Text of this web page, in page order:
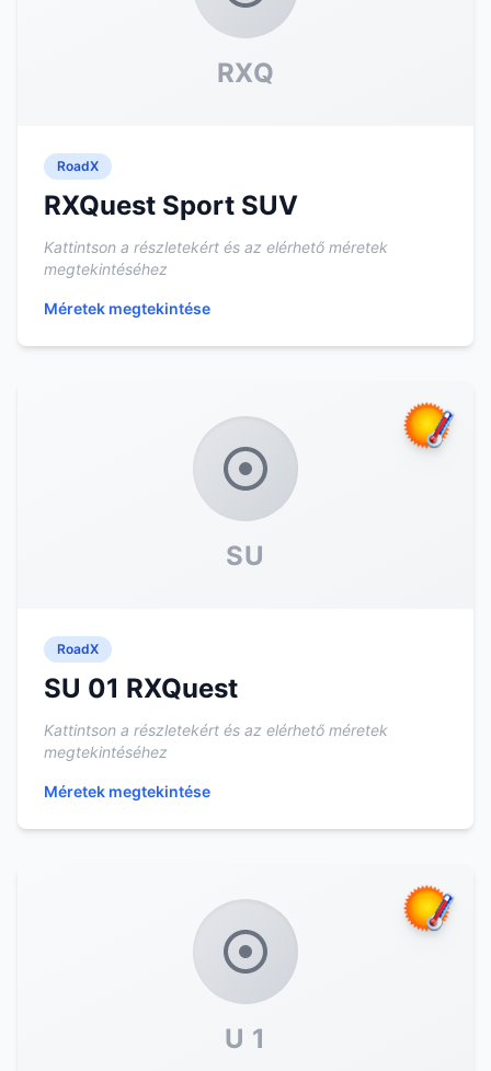
RXQ
RoadX
RXQuest Sport SUV
Kattintson a részletekért és az elérhető méretek
megtekintéséhez
Méretek megtekintése
SU
RoadX
SU 01 RXQuest
Kattintson a részletekért és az elérhető méretek
megtekintéséhez
Méretek megtekintése
U 1